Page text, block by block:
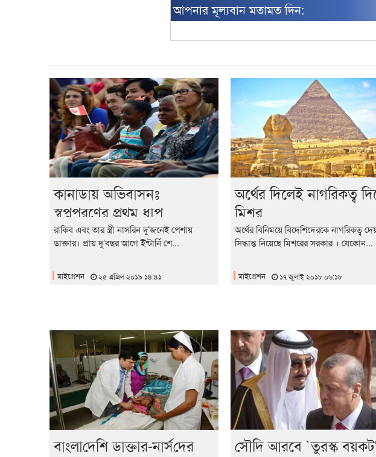
আপনার মূল্যবান মতামত দিন:
কানাডায় অভিবাসনঃ
স্বপ্নপূরণের প্রথম ধাপ
রাকিব এবং তার স্ত্রী নাসরিন দু’জনেই পেশায়
ডাক্তার। প্রায় দু’বছর আগে ইন্টার্নি শে...
মাইগ্রেশন ২৫ এপ্রিল ২০১৯ ১৪:৪১
অর্থের দিলেই নাগরিকত্ব
মিশর
অর্থের বিনিময়ে বিদেশিদেরকে নাগরিকত্ব
সিদ্ধান্ত নিয়েছে মিশরের সরকার । যেকোন...
মাইগ্রেশন ১৭ জুলাই ২০১৮ ০৬:১৮
ব‌াংলা‌দেশি ডাক্তার-নার্স‌দের
সৌদি আরবে `তুরস্ক